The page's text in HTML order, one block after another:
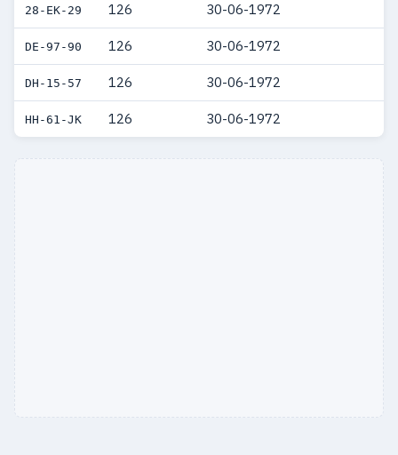
28-EK-29 126 30-06-1972
DE-97-90 126 30-06-1972
DH-15-57 126 30-06-1972
HH-61-JK 126 30-06-1972